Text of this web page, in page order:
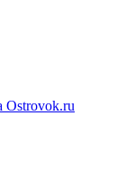
Ostrovok.ru